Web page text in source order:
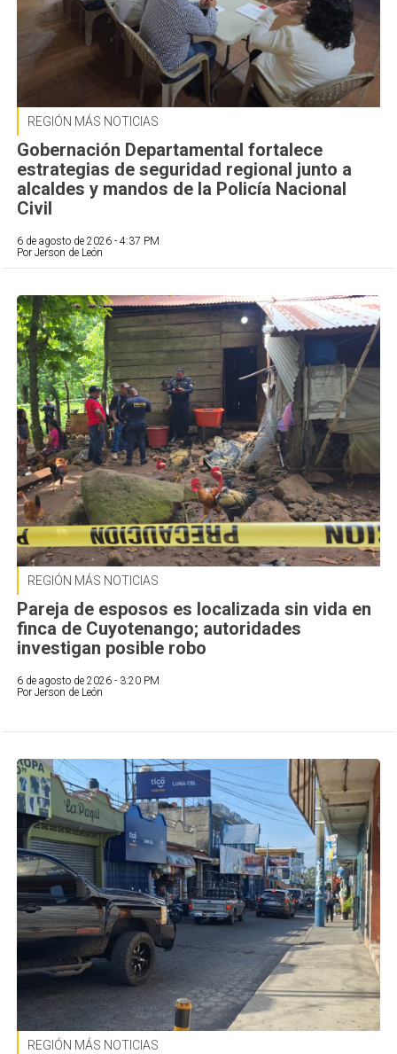
REGIÓN MÁS NOTICIAS
Gobernación Departamental fortalece
estrategias de seguridad regional junto a
alcaldes y mandos de la Policía Nacional
Civil
6 de agosto de 2026 - 4:37 PM
Por Jerson de León
REGIÓN MÁS NOTICIAS
Pareja de esposos es localizada sin vida en
finca de Cuyotenango; autoridades
investigan posible robo
6 de agosto de 2026 - 3:20 PM
Por Jerson de León
REGIÓN MÁS NOTICIAS